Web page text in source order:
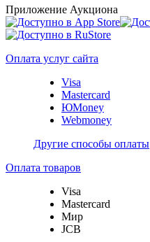
Приложение Аукциона
Оплата услуг сайта
Visa
Mastercard
ЮMoney
Webmoney
Другие способы оплаты
Оплата товаров
Visa
Mastercard
Мир
JCB